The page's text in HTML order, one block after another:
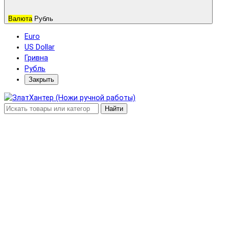
Валюта Рубль
Euro
US Dollar
Гривна
Рубль
Закрыть
Найти